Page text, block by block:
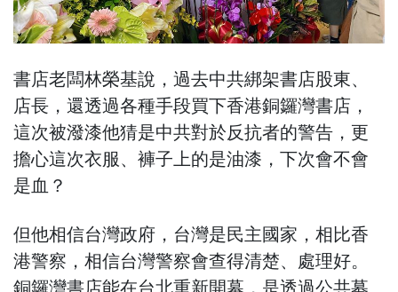
書店老闆林榮基說，過去中共綁架書店股東、
店長，還透過各種手段買下香港銅鑼灣書店，
這次被潑漆他猜是中共對於反抗者的警告，更
擔心這次衣服、褲子上的是油漆，下次會不會
是血？
但他相信台灣政府，台灣是民主國家，相比香
港警察，相信台灣警察會查得清楚、處理好。
銅鑼灣書店能在台北重新開幕，是透過公共募